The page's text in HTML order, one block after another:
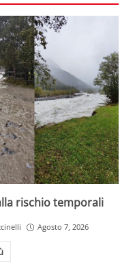
rischio temporali
Agosto 7, 2026